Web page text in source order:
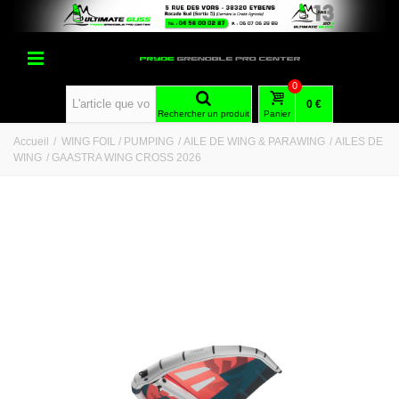
Rechercher un produit Panier
0
0 €
Accueil / WING FOIL / PUMPING / AILE DE WING & PARAWING / AILES DE
WING / GAASTRA WING CROSS 2026